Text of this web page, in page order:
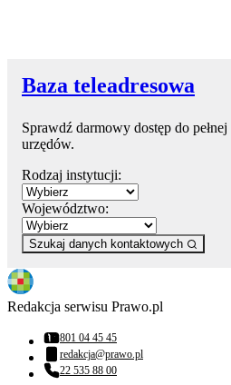
Baza teleadresowa
Sprawdź darmowy dostęp do
urzędów.
Rodzaj instytucji:
Województwo:
Szukaj danych kontaktowych
Redakcja serwisu Prawo.pl
Numer telefonu:
801 04 45 45
Adres email:
redakcja@prawo.pl
Numer telefonu:
22 535 88 00